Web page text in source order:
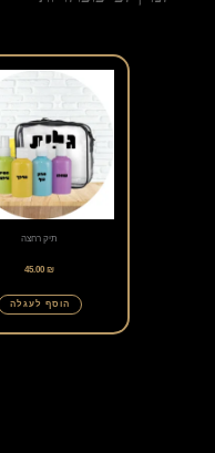
תיק רחצה
45.00₪
הוסף לעגלה